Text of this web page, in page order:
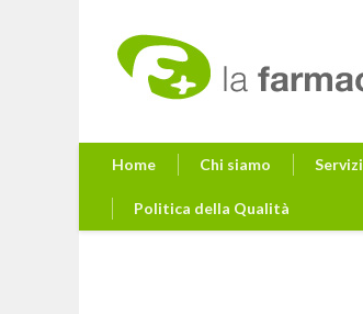
Home Chi siamo Servizi
Politica della Qualità